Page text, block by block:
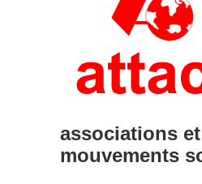
associations et
mouvements